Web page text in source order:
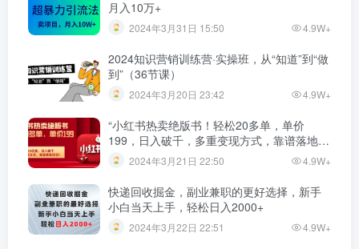
月入10万+
2024年3月31日 15:50 4.9W+
2024知识营销训练营·实操班，从“知道”到“做
到”（36节课）
2024年3月20日 23:42 4.9W+
“小红书热卖绝版书！轻松20多单，单价
199，日入破千，多重变现方式，靠谱落地项
目！”2024年3月21日 22:50 4.9W+
快递回收掘金，副业兼职的更好选择，新手
小白当天上手，轻松日入2000+
2024年3月22日 22:51 4.9W+